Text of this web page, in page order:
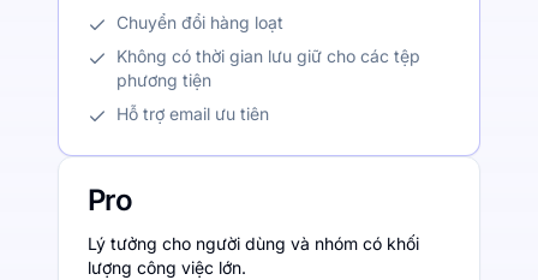
Chuyển đổi hàng loạt
Không có thời gian lưu giữ cho các tệp
phương tiện
Hỗ trợ email ưu tiên
Pro
Lý tưởng cho người dùng và nhóm có khối
lượng công việc lớn.